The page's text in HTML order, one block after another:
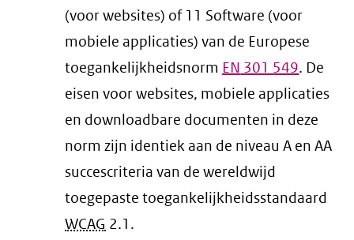
(voor websites) of 11 Software (voor
mobiele applicaties) van de Europese
toegankelijkheidsnorm EN 301 549. De
eisen voor websites, mobiele applicaties
en downloadbare documenten in deze
norm zijn identiek aan de niveau A en AA
succescriteria van de wereldwijd
toegepaste toegankelijkheidsstandaard
WCAG 2.1 .